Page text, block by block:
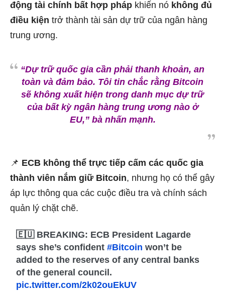
động tài chính bất hợp pháp khiến nó không đủ
điều kiện trở thành tài sản dự trữ của ngân hàng
trung ương.
“Dự trữ quốc gia cần phải thanh khoản, an
toàn và đảm bảo. Tôi tin chắc rằng Bitcoin
sẽ không xuất hiện trong danh mục dự trữ
của bất kỳ ngân hàng trung ương nào ở
EU,” bà nhấn mạnh.
📌 ECB không thể trực tiếp cấm các quốc gia
thành viên nắm giữ Bitcoin, nhưng họ có thể gây
áp lực thông qua các cuộc điều tra và chính sách
quản lý chặt chẽ.
🇪🇺 BREAKING: ECB President Lagarde
says she’s confident#Bitcoin won’t be
added to the reserves of any central banks
of the general council.
pic.twitter.com/2k02ouEkUV